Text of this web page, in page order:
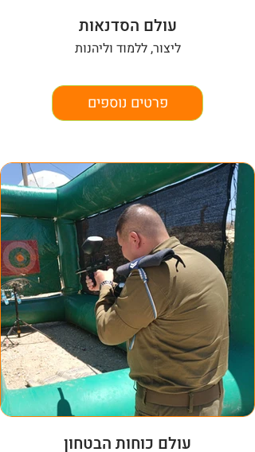
עולם הסדנאות
ליצור, ללמוד וליהנות
פרטים נוספים
עולם כוחות הבטחון